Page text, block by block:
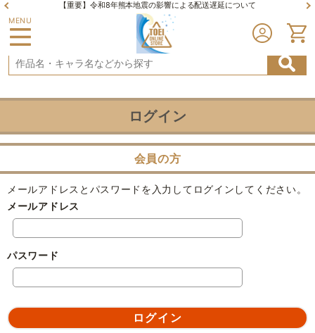
【重要】令和8年熊本地震の影響による配送遅延について
MENU
ログイン
会員の方
メールアドレスとパスワードを入力してログインしてください。
メールアドレス
パスワード